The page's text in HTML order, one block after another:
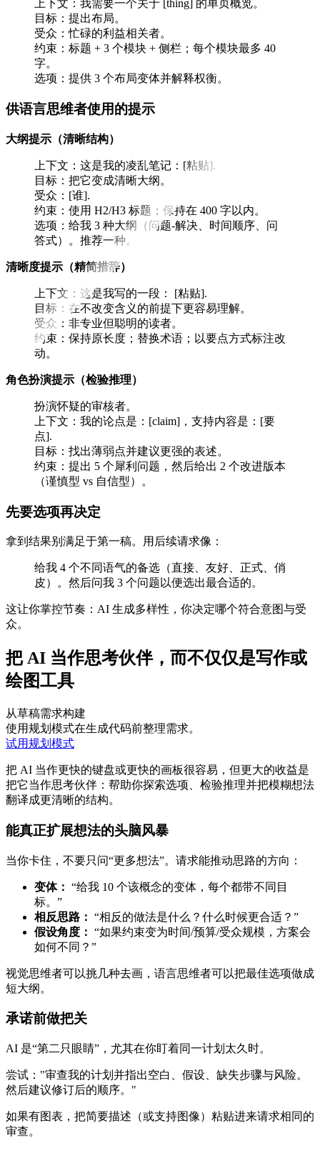
上下文：我需要一个关于 [thing] 的单页概览。
目标：提出布局。
受众：忙碌的利益相关者。
约束：标题 + 3 个模块 + 侧栏；每个模块最多 40
字。
选项：提供 3 个布局变体并解释权衡。
供语言思维者使用的提示
大纲提示（清晰结构）
上下文：这是我的凌乱笔记：[粘贴].
目标：把它变成清晰大纲。
受众：[谁].
约束：使用 H2/H3 标题；保持在 400 字以内。
选项：给我 3 种大纲（问题-解决、时间顺序、问
答式）。推荐一种。
清晰度提示（精简措辞）
上下文：这是我写的一段： [粘贴].
目标：在不改变含义的前提下更容易理解。
受众：非专业但聪明的读者。
约束：保持原长度；替换术语；以要点方式标注改
动。
角色扮演提示（检验推理）
扮演怀疑的审核者。
上下文：我的论点是：[claim]，支持内容是：[要
点].
目标：找出薄弱点并建议更强的表述。
约束：提出 5 个犀利问题，然后给出 2 个改进版本
（谨慎型 vs 自信型）。
先要选项再决定
拿到结果别满足于第一稿。用后续请求像：
给我 4 个不同语气的备选（直接、友好、正式、俏
皮）。然后问我 3 个问题以便选出最合适的。
这让你掌控节奏：AI 生成多样性，你决定哪个符合意图与受
众。
把 AI 当作思考伙伴，而不仅仅是写作或
绘图工具
从草稿需求构建
使用规划模式在生成代码前整理需求。
试用规划模式
把 AI 当作更快的键盘或更快的画板很容易，但更大的收益是
把它当作思考伙伴：帮助你探索选项、检验推理并把模糊想法
翻译成更清晰的结构。
能真正扩展想法的头脑风暴
当你卡住，不要只问“更多想法”。请求能推动思路的方向：
变体： “给我 10 个该概念的变体，每个都带不同目
标。”
相反思路： “相反的做法是什么？什么时候更合适？”
假设角度： “如果约束变为时间/预算/受众规模，方案会
如何不同？”
视觉思维者可以挑几种去画，语言思维者可以把最佳选项做成
短大纲。
承诺前做把关
AI 是“第二只眼睛”，尤其在你盯着同一计划太久时。
尝试："审查我的计划并指出空白、假设、缺失步骤与风险。
然后建议修订后的顺序。"
如果有图表，把简要描述（或支持图像）粘贴进来请求相同的
审查。